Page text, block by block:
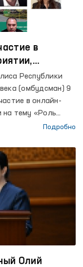
в
правам
Республики
(омбудсман) 9
в онлайн-
на тему «Роль
и
право на
Управлением
человека.
Подробно
Олий